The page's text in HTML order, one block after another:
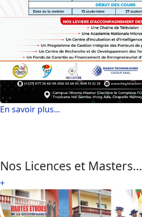
En savoir plus...
Nos Licences et Masters...
+